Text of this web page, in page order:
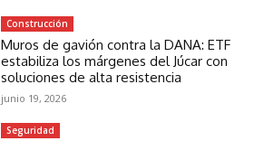
Construcción
Muros de gavión contra la DANA: ETF
estabiliza los márgenes del Júcar con
soluciones de alta resistencia
junio 19, 2026
Seguridad